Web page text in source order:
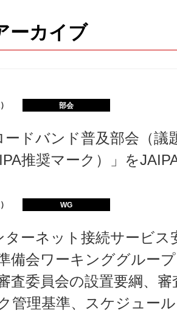
ーカイブ
部会
ードバンド普及部会（議
推奨マーク）」を
WG
ターネット接続サービ
備会ワーキンググルー
査委員会の設置要綱、
管理基準、スケジュー